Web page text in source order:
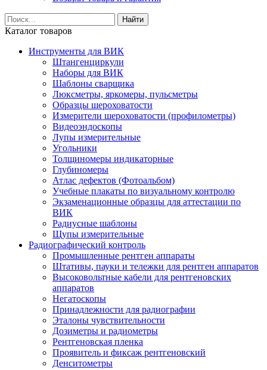
Найти
Каталог товаров
Инструменты для ВИК
Штангенциркули
Наборы для ВИК
Шаблоны сварщика
Люксметры, яркомеры, пульсметры
Образцы шероховатости
Измерители шероховатости (профилометры)
Видеоэндоскопы
Лупы измерительные
Угольники
Толщиномеры индикаторные
Глубиномеры
Атлас дефектов (Фотоальбом)
Учебные плакаты по визуальному контролю
Экзаменационные образцы для аттестации по
ВИК
Радиусные шаблоны
Щупы измерительные
Радиографический контроль
Промышленные рентген аппараты
Штативы, пауки и тележки для рентген аппаратов
Высоковольтные кабели для рентгеновских
аппаратов
Негатоскопы
Принадлежности для радиографии
Эталоны чувствительности
Дозиметры и радиометры
Рентгеновская пленка
Проявитель и фиксаж рентгеновский
Денситометры